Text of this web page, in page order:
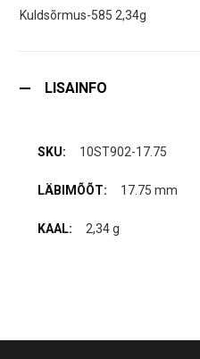
Kuldsõrmus-585 2,34g
LISAINFO
10ST902-17.75
17.75 mm
2,34 g